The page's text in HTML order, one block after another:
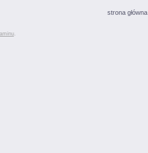
strona główna
.